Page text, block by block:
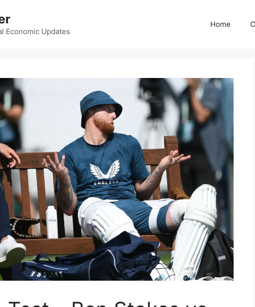
Economic Updates
Home